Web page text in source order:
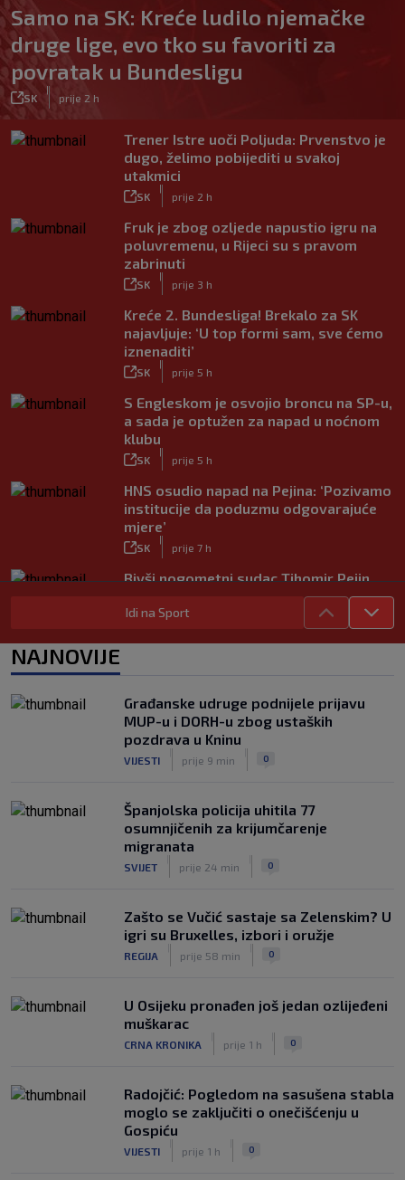
Samo na SK: Kreće ludilo njemačke
druge lige, evo tko su favoriti za
povratak u Bundesligu
SK prije 2 h
Trener Istre uoči Poljuda: Prvenstvo je
dugo, želimo pobijediti u svakoj
utakmici
SK prije 2 h
Fruk je zbog ozljede napustio igru na
poluvremenu, u Rijeci su s pravom
zabrinuti
SK prije 3 h
Kreće 2. Bundesliga! Brekalo za SK
najavljuje: ‘U top formi sam, sve ćemo
iznenaditi’
SK prije 5 h
S Engleskom je osvojio broncu na SP-u,
a sada je optužen za napad u noćnom
klubu
SK prije 5 h
HNS osudio napad na Pejina: ‘Pozivamo
institucije da poduzmu odgovarajuće
mjere’
SK prije 7 h
Bivši nogometni sudac Tihomir Pejin
pretučen u Osijeku, policija istražuje
brutalni napad
Idi na Sport
NAJNOVIJE
Građanske udruge podnijele prijavu
MUP-u i DORH-u zbog ustaških
pozdrava u Kninu
VIJESTI prije 9 min 0
Španjolska policija uhitila 77
osumnjičenih za krijumčarenje
migranata
SVIJET prije 24 min 0
Zašto se Vučić sastaje sa Zelenskim? U
igri su Bruxelles, izbori i oružje
REGIJA prije 58 min 0
U Osijeku pronađen još jedan ozlijeđeni
muškarac
CRNA KRONIKA prije 1 h 0
Radojčić: Pogledom na sasušena stabla
moglo se zaključiti o onečišćenju u
Gospiću
VIJESTI prije 1 h 0